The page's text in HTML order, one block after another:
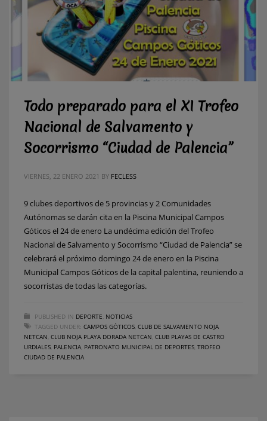
Todo preparado para el XI Trofeo
Nacional de Salvamento y
Socorrismo “Ciudad de Palencia”
VIERNES, 22 ENERO 2021 BY FECLESS
9 clubes deportivos de 5 provincias y 2 Comunidades
Autónomas se darán cita en la Piscina Municipal Campos
Góticos el 24 de enero La undécima edición del Trofeo
Nacional de Salvamento y Socorrismo “Ciudad de Palencia” se
celebrará el próximo domingo 24 de enero en la Piscina
Municipal Campos Góticos de la capital palentina, reuniendo a
socorristas de todas las categorías.
PUBLISHED IN DEPORTE NOTICIAS
TAGGED UNDER: CAMPOS GÓTICOS CLUB DE SALVAMENTO NOJA
NETCAN CLUB NOJA PLAYA DORADA NETCAN CLUB PLAYAS DE CASTRO
URDIALES PALENCIA PATRONATO MUNICIPAL DE DEPORTES TROFEO
CIUDAD DE PALENCIA